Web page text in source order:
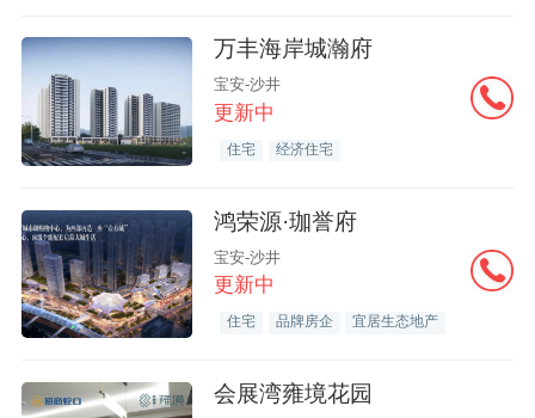
万丰海岸城瀚府
宝安-沙井
更新中
住宅 经济住宅
鸿荣源·珈誉府
宝安-沙井
更新中
住宅 品牌房企 宜居生态地产
会展湾雍境花园